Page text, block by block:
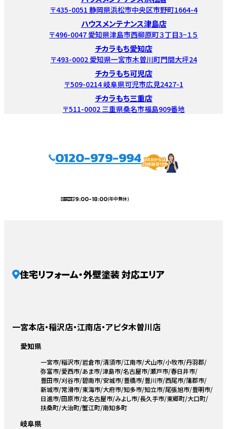
〒435-0051 静岡県浜松市中央区市野町1664-4
ハウスメンテナンス津島店
〒496-0047 愛知県津島市西柳原町３丁目3−１５
チカラもち愛知店
〒493-0002 愛知県一宮市木曽川町門間大坪24
チカラもち可児店
〒509-0214 岐阜県可児市広見2427-1
チカラもち三重店
〒511-0002 三重県桑名市福島909番地
0120-979-994
受付時間9:00-18:00(年中無休)
住宅リフォーム・外壁塗装 対応エリア
一宮本店・稲沢店・江南店・アピタ木曽川店
愛知県
一宮市 稲沢市 岩倉市 清須市 江南市 犬山市 小牧市 丹羽郡
弥富市 愛西市 あま市 津島市 名古屋市 瀬戸市 春日井市
豊田市 刈谷市 碧南市 安城市 豊橋市 豊川市 西尾市 蒲郡市
新城市 常滑市 東海市 大府市 知多市 知立市 尾張旭市 豊明市
日進市 田原市 北名古屋市 みよし市 長久手市 東郷町 大口町
扶桑町 大治町 蟹江町 南知多町
岐阜県